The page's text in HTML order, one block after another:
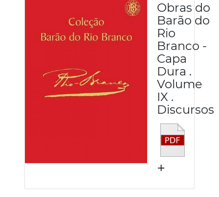
Obras do
Barão do
Rio
Branco -
Capa
Dura .
Volume
IX .
Discursos
+